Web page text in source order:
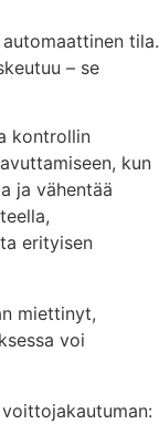
tila.
– se
kontrollin
kun
ja vähentää
erityisen
miettinyt,
voi